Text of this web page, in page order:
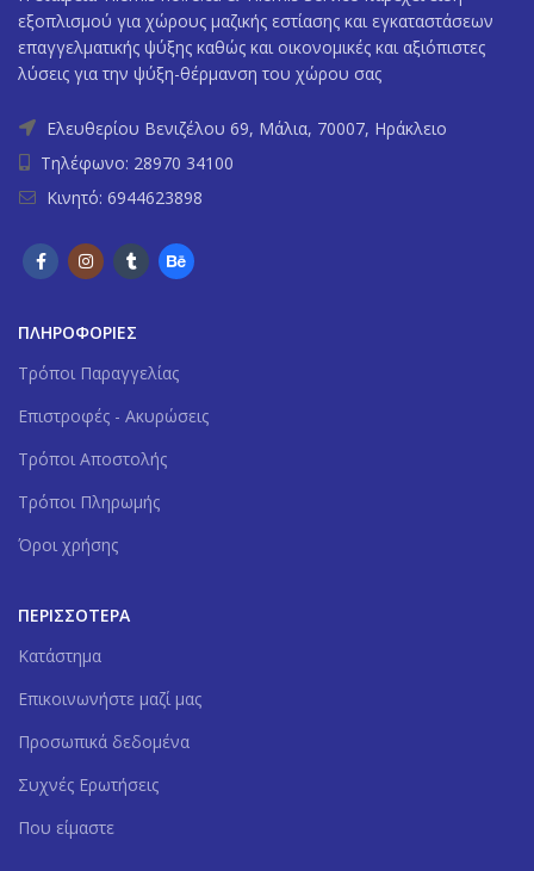
εξοπλισμού για χώρους μαζικής εστίασης και εγκαταστάσεων
επαγγελματικής ψύξης καθώς και οικονομικές και αξιόπιστες
λύσεις για την ψύξη-θέρμανση του χώρου σας
Ελευθερίου Βενιζέλου 69, Μάλια, 70007, Ηράκλειο
Τηλέφωνο: 28970 34100
Κινητό: 6944623898
ΠΛΗΡΟΦΟΡΙΕΣ
Tρόποι Παραγγελίας
Επιστροφές - Ακυρώσεις
Τρόποι Αποστολής
Τρόποι Πληρωμής
Όροι χρήσης
ΠΕΡΙΣΣΟΤΕΡΑ
Κατάστημα
Επικοινωνήστε μαζί μας
Προσωπικά δεδομένα
Συχνές Ερωτήσεις
Που είμαστε